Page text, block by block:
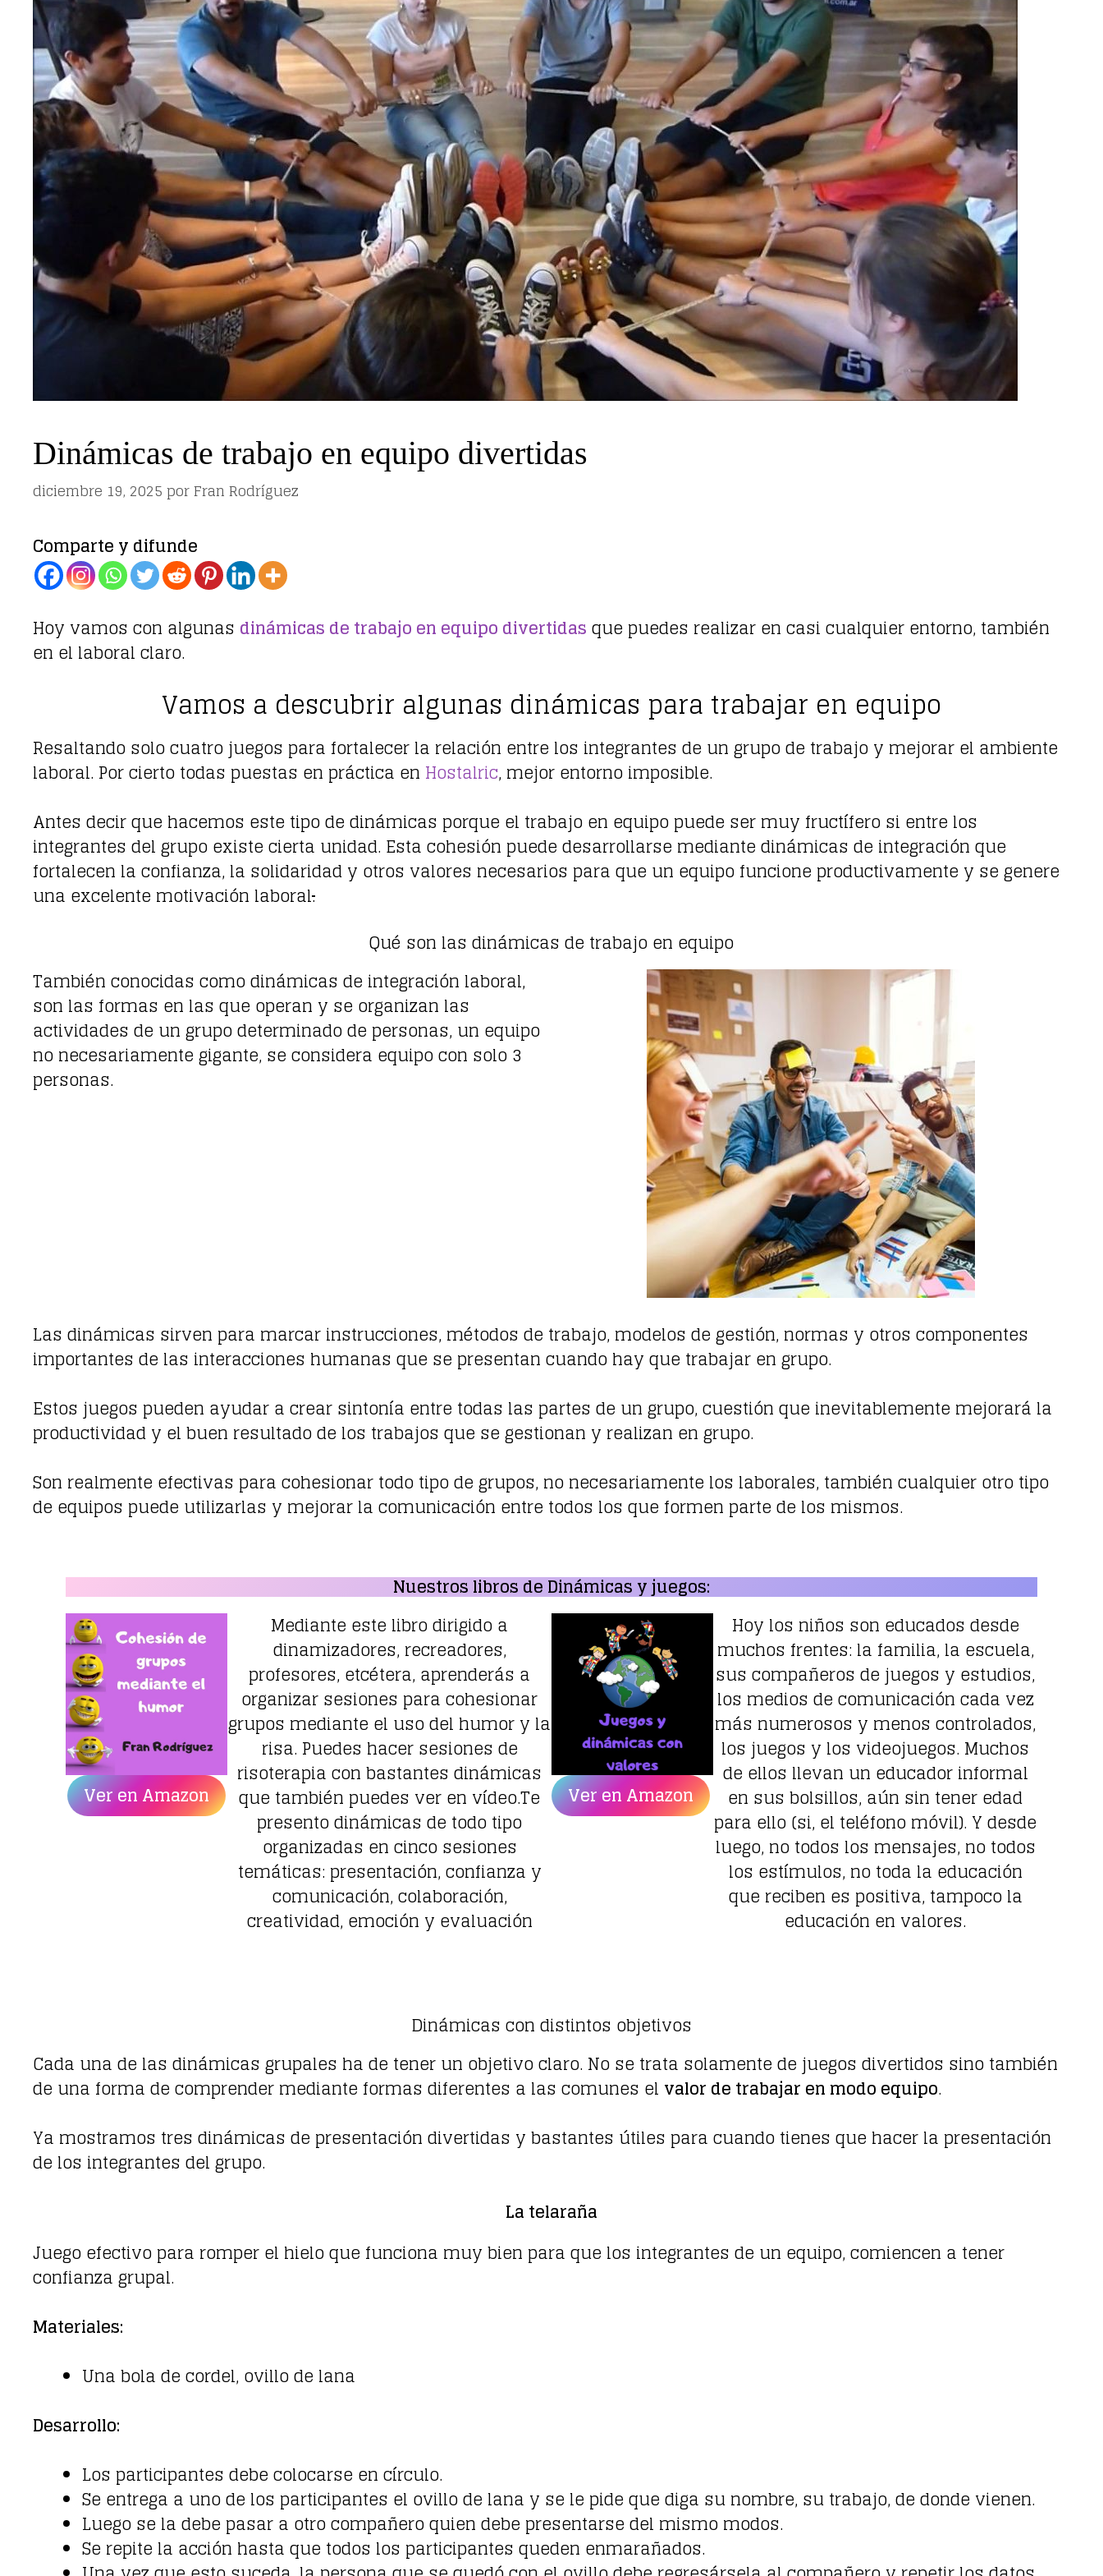
Dinámicas de trabajo en equipo divertidas
diciembre 19, 2025porFran Rodríguez
Comparte y difunde
Hoy vamos con algunas dinámicas de trabajo en equipo divertidasque puedes realizar en casi cualquier entorno, también
en el laboral claro.
Vamos a descubrir algunas dinámicas para trabajar en equipo
Resaltando solo cuatro juegos para fortalecer la relación entre los integrantes de un grupo de trabajo y mejorar el ambiente
laboral. Por cierto todas puestas en práctica en Hostalric, mejor entorno imposible.
Antes decir que hacemos este tipo de dinámicas porque el trabajo en equipo puede ser muy fructífero si entre los
integrantes del grupo existe cierta unidad. Esta cohesión puede desarrollarse mediante dinámicas de integración que
fortalecen la confianza, la solidaridad y otros valores necesarios para que un equipo funcione productivamente y se genere
una excelente motivación laboral.
Qué son las dinámicas de trabajo en equipo
También conocidas como dinámicas de integración laboral,
son las formas en las que operan y se organizan las
actividades de un grupo determinado de personas, un equipo
no necesariamente gigante, se considera equipo con solo 3
personas.
Las dinámicas sirven para marcar instrucciones, métodos de trabajo, modelos de gestión, normas y otros componentes
importantes de las interacciones humanas que se presentan cuando hay que trabajar en grupo.
Estos juegos pueden ayudar a crear sintonía entre todas las partes de un grupo, cuestión que inevitablemente mejorará la
productividad y el buen resultado de los trabajos que se gestionan y realizan en grupo.
Son realmente efectivas para cohesionar todo tipo de grupos, no necesariamente los laborales, también cualquier otro tipo
de equipos puede utilizarlas y mejorar la comunicación entre todos los que formen parte de los mismos.
Nuestros libros de Dinámicas y juegos:
Ver en Amazon
Mediante este libro dirigido a
dinamizadores, recreadores,
profesores, etcétera, aprenderás a
organizar sesiones para cohesionar
grupos mediante el uso del humor y la
risa. Puedes hacer sesiones de
risoterapia con bastantes dinámicas
que también puedes ver en vídeo.Te
presento dinámicas de todo tipo
organizadas en cinco sesiones
temáticas: presentación, confianza y
comunicación, colaboración,
creatividad, emoción y evaluación
Ver en Amazon
Hoy los niños son educados desde
muchos frentes: la familia, la escuela,
sus compañeros de juegos y estudios,
los medios de comunicación cada vez
más numerosos y menos controlados,
los juegos y los videojuegos. Muchos
de ellos llevan un educador informal
en sus bolsillos, aún sin tener edad
para ello (si, el teléfono móvil). Y desde
luego, no todos los mensajes, no todos
los estímulos, no toda la educación
que reciben es positiva, tampoco la
educación en valores.
Dinámicas con distintos objetivos
Cada una de las dinámicas grupales ha de tener un objetivo claro. No se trata solamente de juegos divertidos sino también
de una forma de comprender mediante formas diferentes a las comunes el valor de trabajar en modo equipo.
Ya mostramos tres dinámicas de presentación divertidas y bastantes útiles para cuando tienes que hacer la presentación
de los integrantes del grupo.
La telaraña
Juego efectivo para romper el hielo que funciona muy bien para que los integrantes de un equipo, comiencen a tener
confianza grupal.
Materiales:
Una bola de cordel, ovillo de lana
Desarrollo:
Los participantes debe colocarse en círculo.
Se entrega a uno de los participantes el ovillo de lana y se le pide que diga su nombre, su trabajo, de donde vienen.
Luego se la debe pasar a otro compañero quien debe presentarse del mismo modos.
Se repite la acción hasta que todos los participantes queden enmarañados.